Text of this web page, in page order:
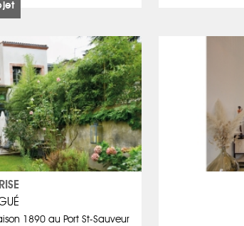
1890 au Port St-Sauveur